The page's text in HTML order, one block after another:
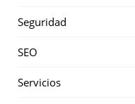
Seguridad
SEO
Servicios